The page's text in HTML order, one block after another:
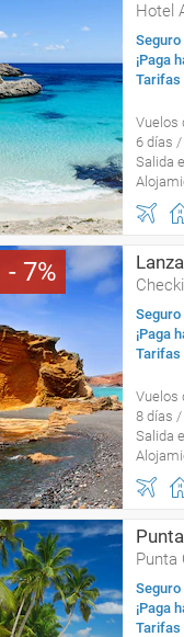
Hotel
Seguro
¡Paga
Tarifas
Vuelos
6 días
Salida
7
Seguro
¡Paga
Tarifas
Vuelos
8 días /
Salida
Punta
Seguro
¡Paga
Tarifas